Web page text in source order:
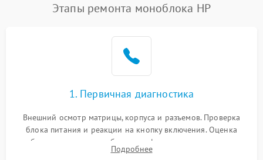
Этапы ремонта моноблока HP
1. Первичная диагностика
Внешний осмотр матрицы, корпуса и разъемов. Проверка
блока питания и реакции на кнопку включения. Оценка
изображения, звука и работы периферии для сужения круга
возможных неисправностей перед вскрытием.
Подробнее